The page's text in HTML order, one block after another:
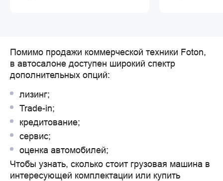
Помимо продажи коммерческой техники Foton,
в автосалоне доступен широкий спектр
дополнительных опций:
лизинг;
Trade-in;
кредитование;
сервис;
оценка автомобилей;
Чтобы узнать, сколько стоит грузовая машина в
интересующей комплектации или купить